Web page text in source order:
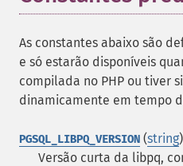
As constantes abaixo são
e só estarão disponíveis
compilada no PHP ou tiver
dinamicamente em tempo
PGSQL_LIBPQ_VERSION (string)
Versão curta da libpq,